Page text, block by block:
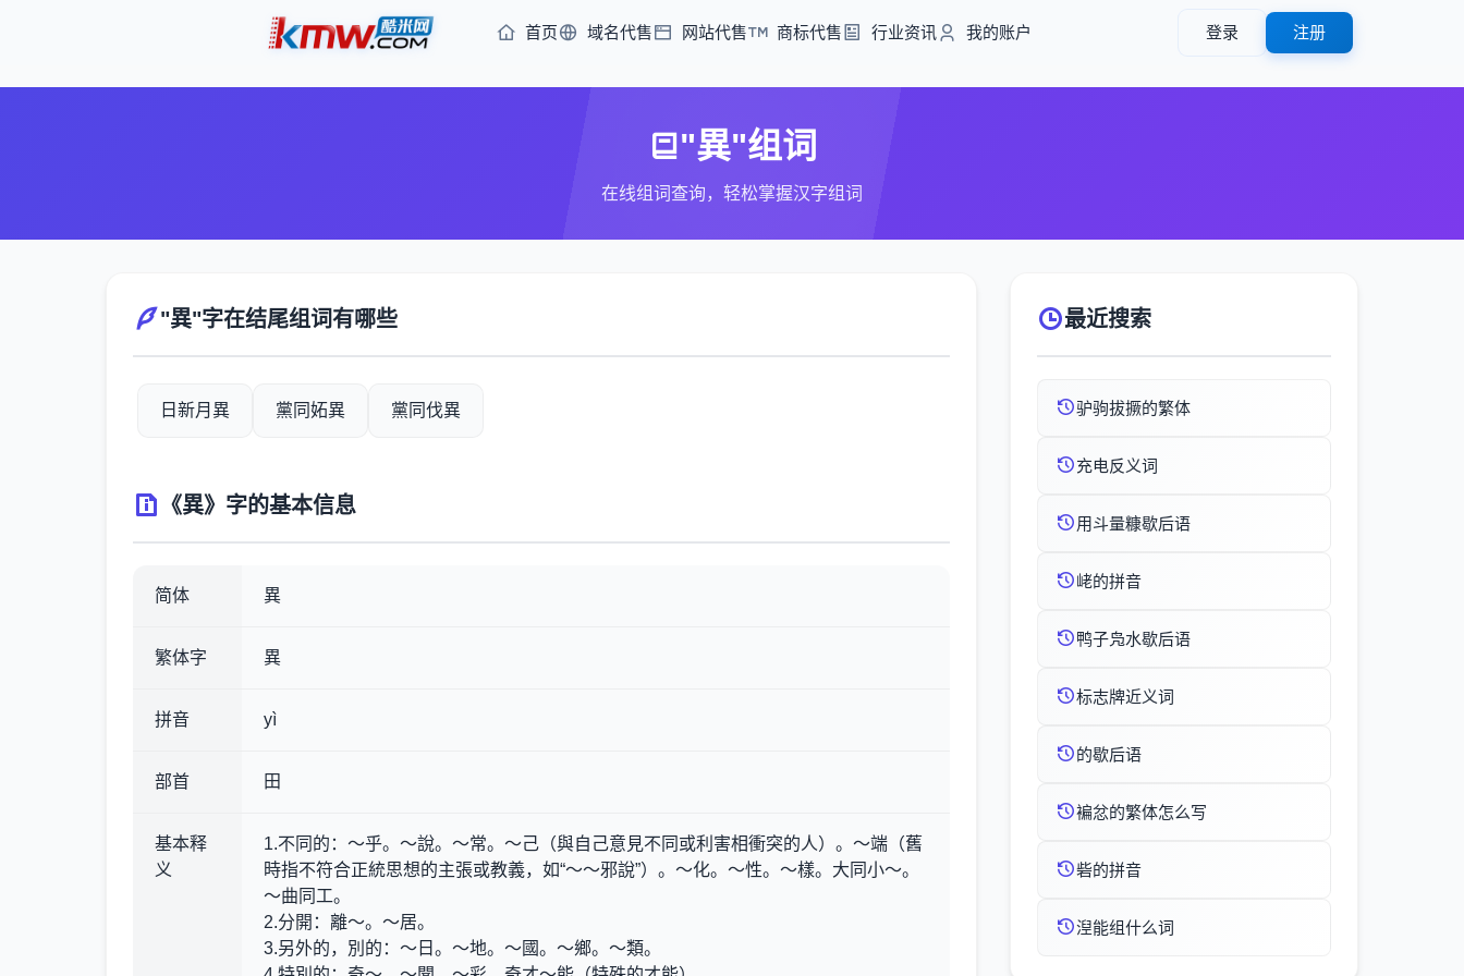
首页 域名代售 网站代售 商标代售 行业资讯 我的账户 登录 注册
"異"组词
在线组词查询，轻松掌握汉字组词
"異"字在结尾组词有哪些
日新月異 黨同妬異 黨同伐異
《異》字的基本信息
简体 異
繁体字 異
拼音 yì
部首 田
基本释
义
1.不同的 ：～乎。～說。～常。～己（與自己意見不同或利害相衝突的人）。～端（舊
時指不符合正統思想的主張或教義，如“～～邪說”）。～化。～性。～樣。大同小～。
～曲同工。
2.分開 ：離～。～居。
3.另外的，別的 ：～日。～地。～國。～鄉。～類。
最近搜索
驴驹拔撅的繁体
充电反义词
用斗量糠歇后语
峔的拼音
鸭子凫水歇后语
标志牌近义词
的歇后语
褊忿的繁体怎么写
砦的拼音
湼能组什么词